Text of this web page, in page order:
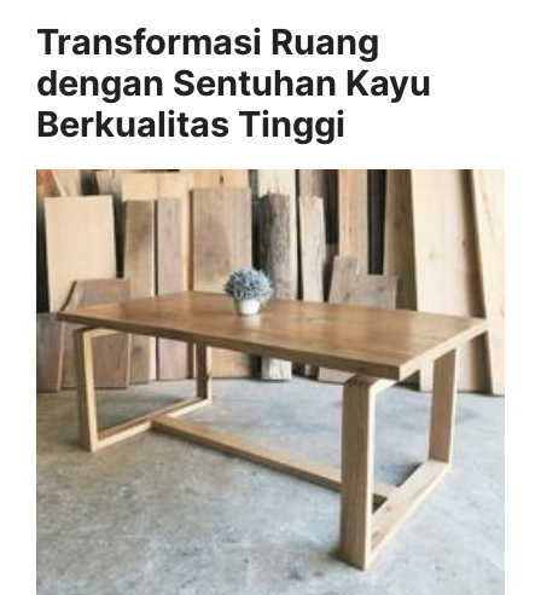
Transformasi Ruang
dengan Sentuhan Kayu
Berkualitas Tinggi